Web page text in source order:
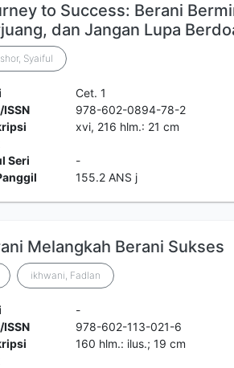
to Success: Berani
dan Jangan Lupa
Syaiful
Cet. 1
ISSN
978-602-0894-78-2
xvi, 216 hlm.: 21 cm
Seri
-
155.2 ANS j
Melangkah Berani Sukses
ikhwani, Fadlan
-
ISSN
978-602-113-021-6
160 hlm.: ilus.; 19 cm